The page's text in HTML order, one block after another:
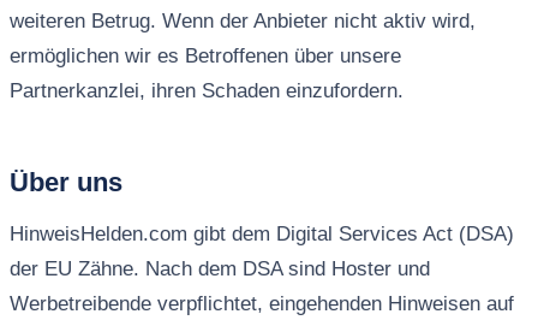
weiteren Betrug. Wenn der Anbieter nicht aktiv wird,
ermöglichen wir es Betroffenen über unsere
Partnerkanzlei, ihren Schaden einzufordern.
Über uns
HinweisHelden.com gibt dem Digital Services Act (DSA)
der EU Zähne. Nach dem DSA sind Hoster und
Werbetreibende verpflichtet, eingehenden Hinweisen auf